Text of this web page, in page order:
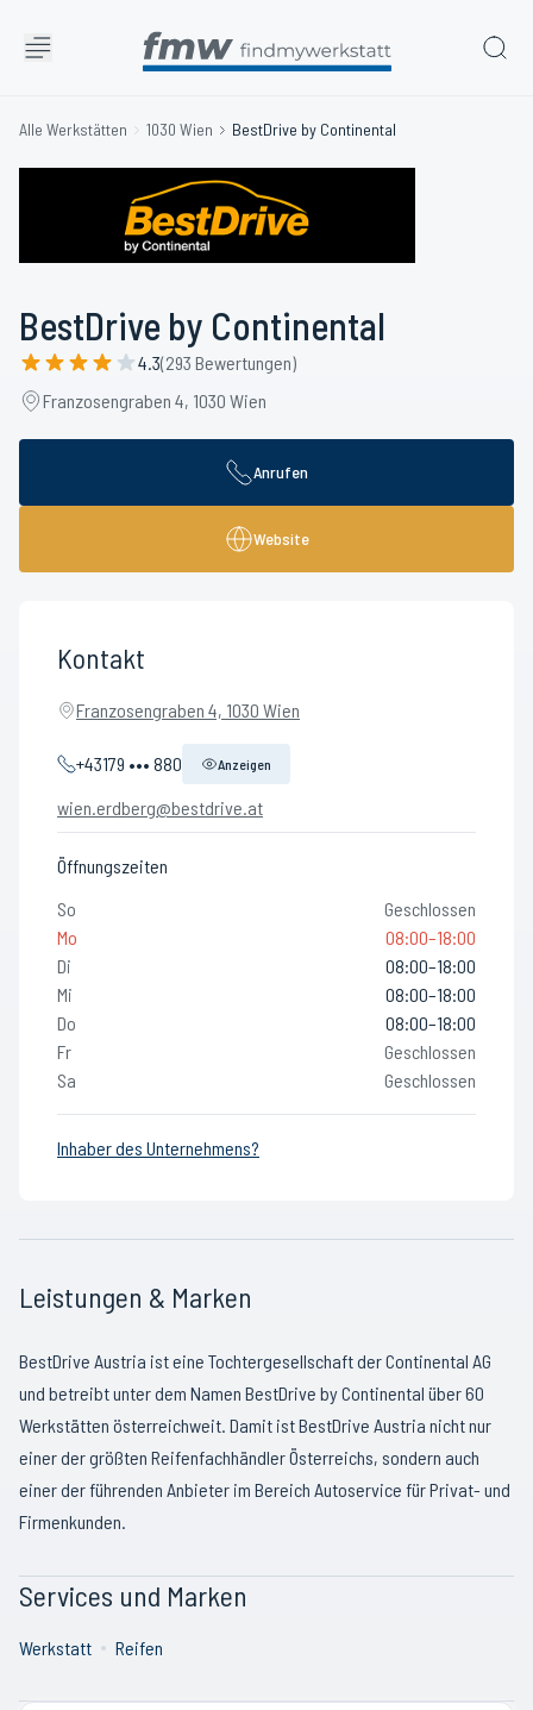
Alle Werkstätten 1030 Wien BestDrive by Continental
BestDrive by Continental
4.3(293 Bewertungen)
Franzosengraben 4, 1030 Wien
Anrufen
Website
Kontakt
Franzosengraben 4, 1030 Wien
+43179 ••• 880 Anzeigen
wien.erdberg@bestdrive.at
Öffnungszeiten
So
Geschlossen
Mo
08:00–18:00
Di
08:00–18:00
Mi
08:00–18:00
Do
08:00–18:00
Fr
Geschlossen
Sa
Geschlossen
Inhaber des Unternehmens?
Leistungen & Marken
BestDrive Austria ist eine Tochtergesellschaft der Continental AG
und betreibt unter dem Namen BestDrive by Continental über 60
Werkstätten österreichweit. Damit ist BestDrive Austria nicht nur
einer der größten Reifenfachhändler Österreichs, sondern auch
einer der führenden Anbieter im Bereich Autoservice für Privat- und
Firmenkunden.
Services und Marken
Werkstatt Reifen